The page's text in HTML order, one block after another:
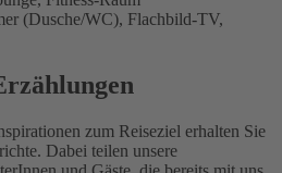
(Dusche/WC), Flachbild-TV,
zum Reiseziel erhalten Sie
Dabei teilen unsere